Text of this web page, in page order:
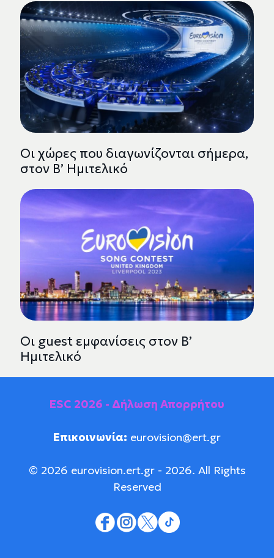
Οι χώρες που διαγωνίζονται σήμερα,
στον Β’ Ημιτελικό
Οι guest εμφανίσεις στον Β’
Ημιτελικό
ESC 2026 - Δήλωση Απορρήτου
Επικοινωνία: eurovision@ert.gr
© 2026 eurovision.ert.gr - 2026. All Rights
Reserved